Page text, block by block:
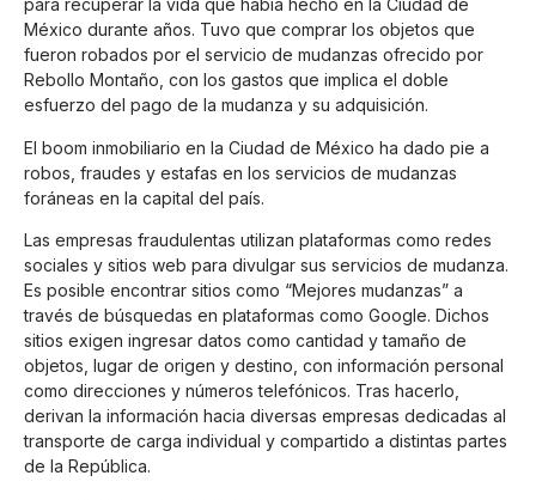
para recuperar la vida que había hecho en la Ciudad de
México durante años. Tuvo que comprar los objetos que
fueron robados por el servicio de mudanzas ofrecido por
Rebollo Montaño, con los gastos que implica el doble
esfuerzo del pago de la mudanza y su adquisición.
El boom inmobiliario en la Ciudad de México ha dado pie a
robos, fraudes y estafas en los servicios de mudanzas
foráneas en la capital del país.
Las empresas fraudulentas utilizan plataformas como redes
sociales y sitios web para divulgar sus servicios de mudanza.
Es posible encontrar sitios como “Mejores mudanzas” a
través de búsquedas en plataformas como Google. Dichos
sitios exigen ingresar datos como cantidad y tamaño de
objetos, lugar de origen y destino, con información personal
como direcciones y números telefónicos. Tras hacerlo,
derivan la información hacia diversas empresas dedicadas al
transporte de carga individual y compartido a distintas partes
de la República.